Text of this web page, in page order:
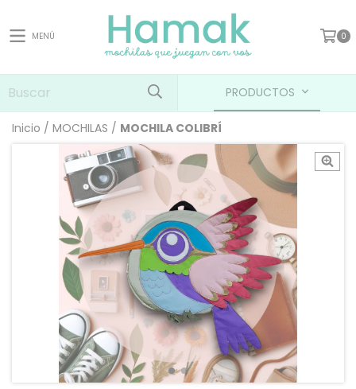
MENÚ 0
PRODUCTOS
Inicio / MOCHILAS / MOCHILA COLIBRÍ